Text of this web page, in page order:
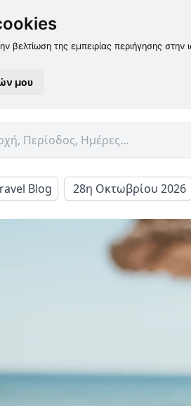
βελτίωση της εμπειρίας περιήγησης
μου
Blog 28η Οκτωβρίου 2026